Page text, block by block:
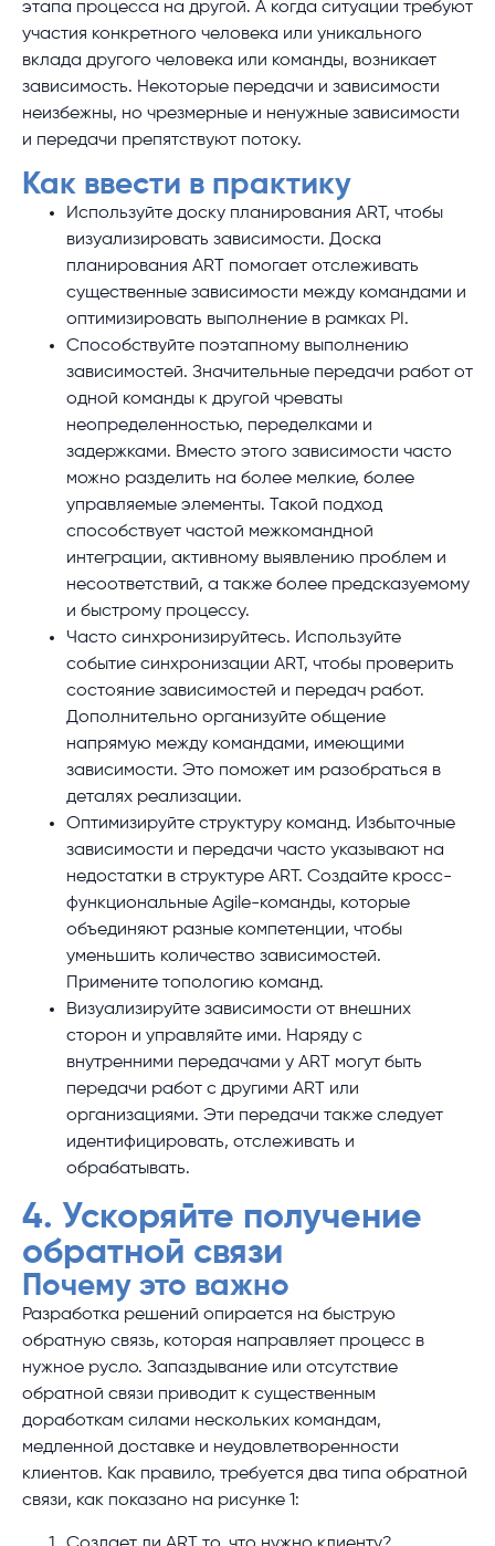
этапа процесса на другой. А когда ситуации требуют
участия конкретного человека или уникального
вклада другого человека или команды, возникает
зависимость. Некоторые передачи и зависимости
неизбежны, но чрезмерные и ненужные зависимости
и передачи препятствуют потоку.
Как ввести в практику
Используйте доску планирования ART, чтобы
визуализировать зависимости. Доска
планирования ART помогает отслеживать
существенные зависимости между командами и
оптимизировать выполнение в рамках PI.
Способствуйте поэтапному выполнению
зависимостей. Значительные передачи работ от
одной команды к другой чреваты
неопределенностью, переделками и
задержками. Вместо этого зависимости часто
можно разделить на более мелкие, более
управляемые элементы. Такой подход
способствует частой межкомандной
интеграции, активному выявлению проблем и
несоответствий, а также более предсказуемому
и быстрому процессу.
Часто синхронизируйтесь. Используйте
событие синхронизации ART, чтобы проверить
состояние зависимостей и передач работ.
Дополнительно организуйте общение
напрямую между командами, имеющими
зависимости. Это поможет им разобраться в
деталях реализации.
Оптимизируйте структуру команд. Избыточные
зависимости и передачи часто указывают на
недостатки в структуре ART. Создайте кросс-
функциональные Agile-команды, которые
объединяют разные компетенции, чтобы
уменьшить количество зависимостей.
Примените топологию команд.
Визуализируйте зависимости от внешних
сторон и управляйте ими. Наряду с
внутренними передачами у ART могут быть
передачи работ с другими ART или
организациями. Эти передачи также следует
идентифицировать, отслеживать и
обрабатывать.
4. Ускоряйте получение
обратной связи
Почему это важно
Разработка решений опирается на быструю
обратную связь, которая направляет процесс в
нужное русло. Запаздывание или отсутствие
обратной связи приводит к существенным
доработкам силами нескольких командам,
медленной доставке и неудовлетворенности
клиентов. Как правило, требуется два типа обратной
связи, как показано на рисунке 1: